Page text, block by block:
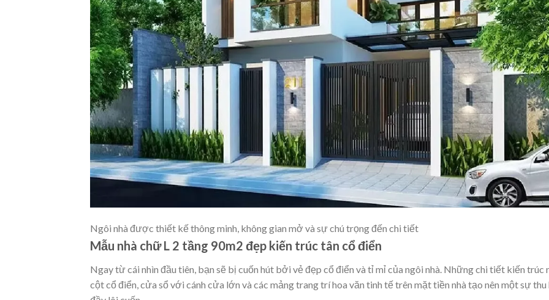
Ngôi nhà được thiết kế thông minh, không gian mở và sự chú trọng đến chi tiết
Mẫu nhà chữ L 2 tầng 90m2 đẹp kiến trúc tân cổ điển
Ngay từ cái nhìn đầu tiên, bạn sẽ bị cuốn hút bởi vẻ đẹp cổ điển và tỉ mỉ của ngôi nhà. Những chi tiết kiến trúc
cột cổ điển, cửa sổ với cánh cửa lớn và các mảng trang trí hoa văn tinh tế trên mặt tiền nhà tạo nên một sự thu